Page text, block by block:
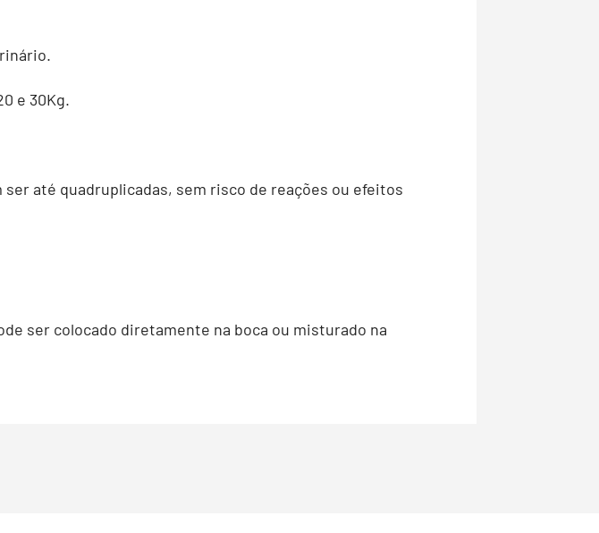
e 30Kg.
até quadruplicadas, sem risco de reações ou efeitos
ser colocado diretamente na boca ou misturado na